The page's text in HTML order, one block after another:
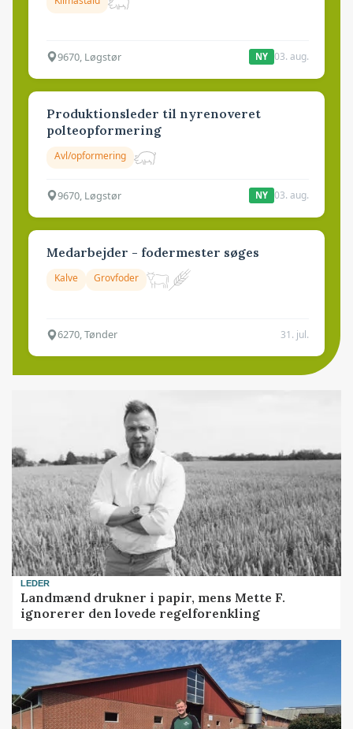
9670, Løgstør NY 03. aug.
Produktionsleder til nyrenoveret
polteopformering
Avl/opformering
9670, Løgstør NY 03. aug.
Medarbejder - fodermester søges
Kalve Grovfoder
6270, Tønder 31. jul.
LEDER
Landmænd drukner i papir, mens Mette F.
ignorerer den lovede regelforenkling